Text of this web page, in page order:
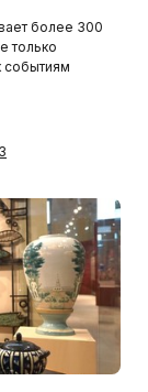
более 300
только